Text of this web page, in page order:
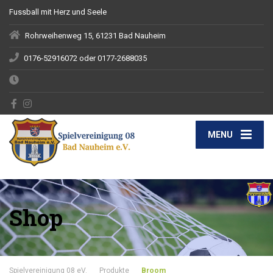
Fussball mit Herz und Seele
Rohrweihenweg 15, 61231 Bad Nauheim
0176-52916072 oder 0177-2688035
MENU
Shop
Spielvereinigung 08 eV. Produkte Broom